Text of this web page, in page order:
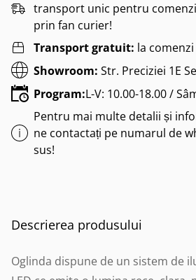
transport unic pentru comenzi
prin fan curier!
Transport gratuit: la
Showroom: Str. Preciziei 1E
Program:L-V: 10.00-18.00 /
Pentru mai multe detalii și
ne contactați pe numarul de
sus!
Descrierea produsului
Oglinda dispune de un sistem de